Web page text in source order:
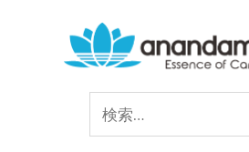
Cannabinoid
索: